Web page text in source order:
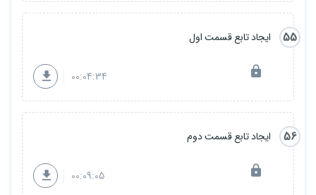
55 ایجاد تابع قسمت اول
00:04:34
56 ایجاد تابع قسمت دوم
00:09:05